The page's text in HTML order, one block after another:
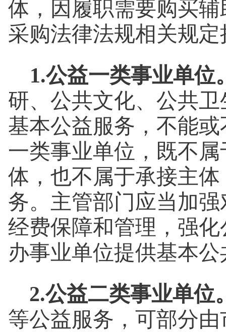
体，因履职需要购买
采购法律法规相关规定
1.公益一类事业单位
研、公共文化、公共
基本公益服务，不能
一类事业单位，既不
体，也不属于承接主
务。主管部门应当加
经费保障和管理，强
办事业单位提供基本
2.公益二类事业单位
等公益服务，可部分